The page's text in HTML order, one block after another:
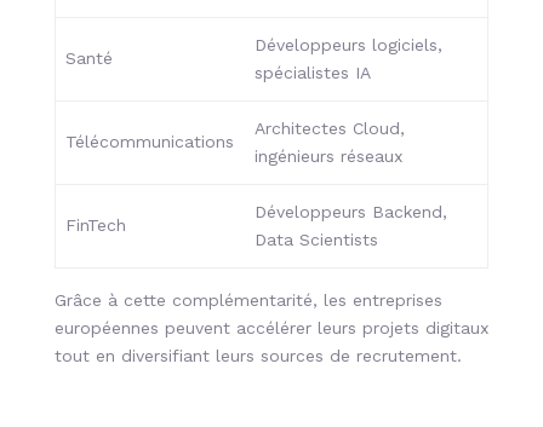
Santé
Développeurs logiciels,
spécialistes IA
Télécommunications
Architectes Cloud,
ingénieurs réseaux
FinTech
Développeurs Backend,
Data Scientists
Grâce à cette complémentarité, les entreprises
européennes peuvent accélérer leurs projets digitaux
tout en diversifiant leurs sources de recrutement.